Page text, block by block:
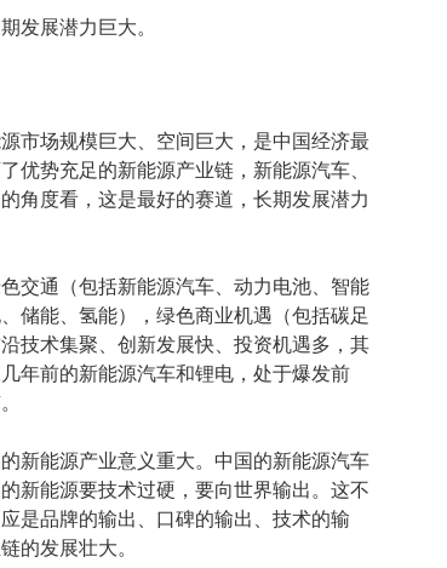
发展潜力巨大。
市场规模巨大、空间巨大，是中国经济最
势充足的新能源产业链，新能源汽车、
角度看，这是最好的赛道，长期发展潜力
交通（包括新能源汽车、动力电池、智能
储能、氢能），绿色商业机遇（包括碳足
技术集聚、创新发展快、投资机遇多，其
年前的新能源汽车和锂电，处于爆发前
新能源产业意义重大。中国的新能源汽车
新能源要技术过硬，要向世界输出。这不
是品牌的输出、口碑的输出、技术的输
的发展壮大。